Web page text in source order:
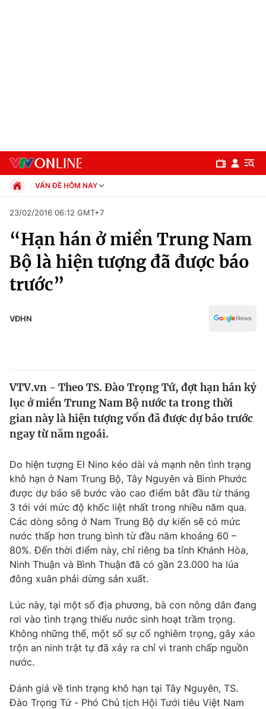
Chuyên mục
Chính trị
Thế giới
Tin tức
Câu chuyện quốc tế
Kinh tế
Tài chính
Thị trường
Góc doanh nghiệp
Dữ liệu và đời sống
Truyền hình
Phim VTV
Hậu trường
Nhân vật
Khán giả
Giải sao mai
Giải trí
Điện ảnh
Sao
Đời sống
Du lịch
Làm đẹp
Chất lượng cuộc sống
Giáo dục
Tuyển sinh
Học trực tuyến
Công nghệ
Sản phẩm
Giao lưu trực tuyến
VẤN ĐỀ HÔM NAY
Xã hội
Pháp luật
Kinh tế
Thể thao
Truyền hình
23/02/2016 06:12 GMT+7
“Hạn hán ở miền Trung Nam
Bộ là hiện tượng đã được báo
trước”
VĐHN
VTV.vn - Theo TS. Đào Trọng Tứ, đợt hạn hán kỷ
lục ở miền Trung Nam Bộ nước ta trong thời
gian này là hiện tượng vốn đã được dự báo trước
ngay từ năm ngoái.
Do hiện tượng El Nino kéo dài và mạnh nên tình trạng
khô hạn ở Nam Trung Bộ, Tây Nguyên và Bình Phước
được dự báo sẽ bước vào cao điểm bắt đầu từ tháng
3 tới với mức độ khốc liệt nhất trong nhiều năm qua.
Các dòng sông ở Nam Trung Bộ dự kiến sẽ có mức
nước thấp hơn trung bình từ đầu năm khoảng 60 –
80%. Đến thời điểm này, chỉ riêng ba tỉnh Khánh Hòa,
Ninh Thuận và Bình Thuận đã có gần 23.000 ha lúa
đông xuân phải dừng sản xuất.
Lúc này, tại một số địa phương, bà con nông dân đang
rơi vào tình trạng thiếu nước sinh hoạt trầm trọng.
Không những thế, một số sự cố nghiêm trọng, gây xáo
trộn an ninh trật tự đã xảy ra chỉ vì tranh chấp nguồn
nước.
Đánh giá về tình trạng khô hạn tại Tây Nguyên, TS.
Đào Trọng Tứ - Phó Chủ tịch Hội Tưới tiêu Việt Nam